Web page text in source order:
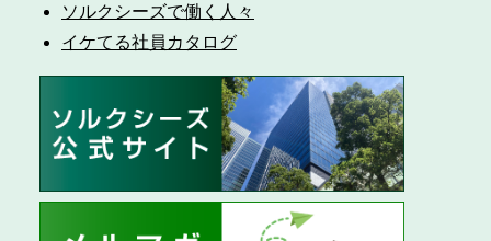
ソルクシーズで働く人々
イケてる社員カタログ